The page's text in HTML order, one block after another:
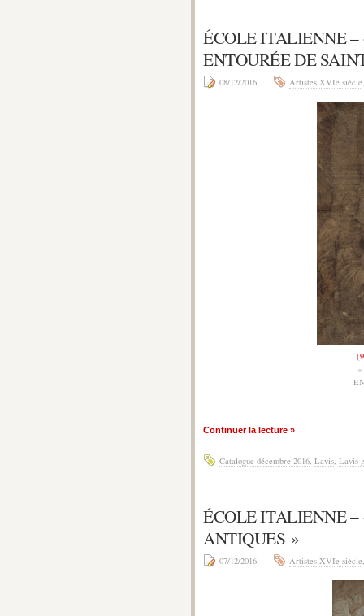
ÉCOLE ITALIENNE –
ENTOURÉE DE
08/12/2016 Artistes XVIe siècle
Continuer la lecture »
Catalogue décembre 2016, Lavis, Lavis
ÉCOLE ITALIENNE –
ANTIQUES »
07/12/2016 Artistes XVIe siècle